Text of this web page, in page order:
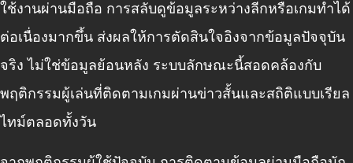
ใช้งานผ่านมือถือ การสลับดูข้อมูลระหว่างลีกหรือเกมทำได้
ต่อเนื่องมากขึ้น ส่งผลให้การตัดสินใจอิงจากข้อมูลปัจจุบัน
จริง ไม่ใช่ข้อมูลย้อนหลัง ระบบลักษณะนี้สอดคล้องกับ
พฤติกรรมผู้เล่นที่ติดตามเกมผ่านข่าวสั้นและสถิติแบบเรียล
ไทม์ตลอดทั้งวัน